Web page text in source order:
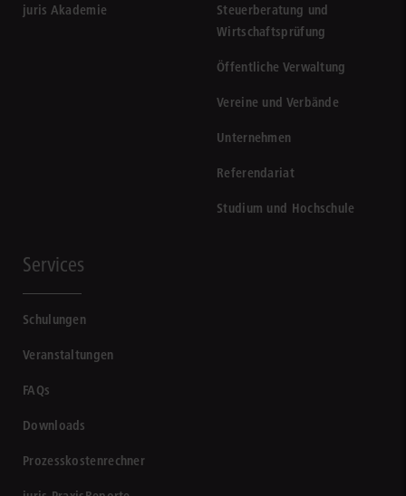
juris Akademie
Steuerberatung und
Wirtschaftsprüfung
Öffentliche Verwaltung
Vereine und Verbände
Unternehmen
Referendariat
Studium und Hochschule
Services
Schulungen
Veranstaltungen
FAQs
Downloads
Prozesskostenrechner